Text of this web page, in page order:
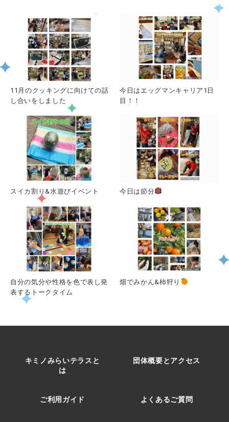
11月のクッキングに向けての話
し合いをしました
今日はエッグマンキャリア1日
目！！
スイカ割り&水遊びイベント 今日は節分
自分の気分や性格を色で表し発
表するトークタイム
畑でみかん&柿狩り
キミノみらいテラスと
は
団体概要とアクセス
ご利用ガイド よくあるご質問